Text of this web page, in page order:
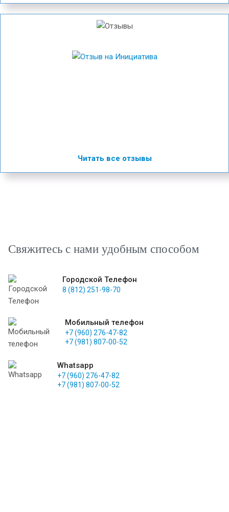
Читать все отзывы
Свяжитесь с нами удобным способом
Городской Телефон
8 (812) 251-98-70
Мобильный телефон
+7 (960) 276-47-82
+7 (981) 807-00-52
Whatsapp
+7 (960) 276-47-82
+7 (981) 807-00-52